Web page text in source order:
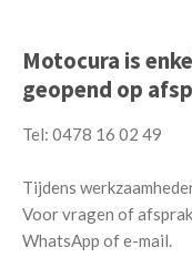
Motocura is
geopend op
Tel: 0478 16 02 49
Tijdens
Voor vragen of
WhatsApp of e-mail.